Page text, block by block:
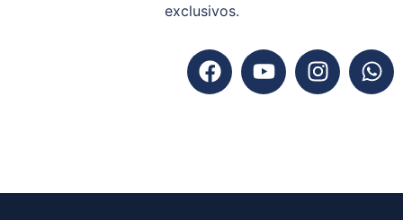
exclusivos.